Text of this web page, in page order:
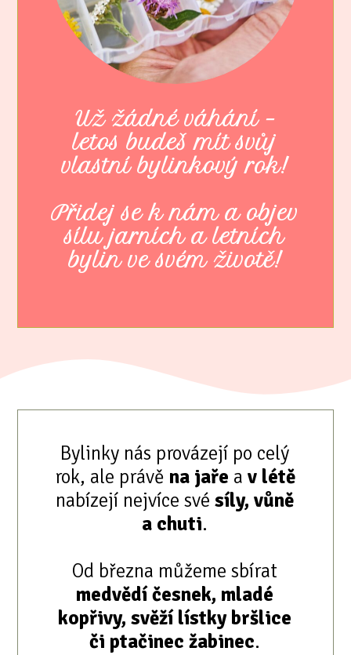
Už žádné váhání –
letos budeš mít svůj
vlastní bylinkový rok!
Přidej se k nám a objev
sílu jarních a letních
bylin ve svém životě!
Bylinky nás provázejí po celý
rok, ale právě na jaře a v létě
nabízejí nejvíce svésíly, vůně
a chuti.
Od března můžeme sbírat
medvědí česnek, mladé
kopřivy, svěží lístky bršlice
či ptačinec žabinec.